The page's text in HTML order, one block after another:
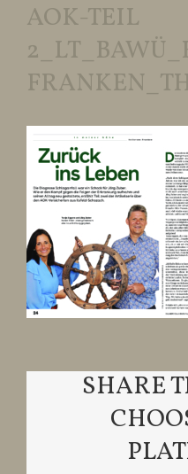
AOK-TEIL
SHARE